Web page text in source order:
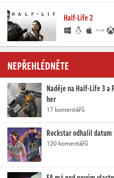
Half-Life 2
NEPŘEHLÉDNĚTE
Naděje na Half-Life 3 a
her
17 komentářů
Rockstar odhalil datum
120 komentářů